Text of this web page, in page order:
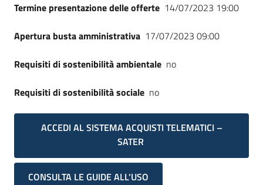
Termine presentazione delle offerte 14/07/2023 19:00
Apertura busta amministrativa 17/07/2023 09:00
Requisiti di sostenibilità ambientale no
Requisiti di sostenibilità sociale no
ACCEDI AL SISTEMA ACQUISTI TELEMATICI –
SATER
CONSULTA LE GUIDE ALL'USO